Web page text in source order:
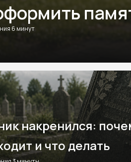
6 минут
накренился:
и что делать